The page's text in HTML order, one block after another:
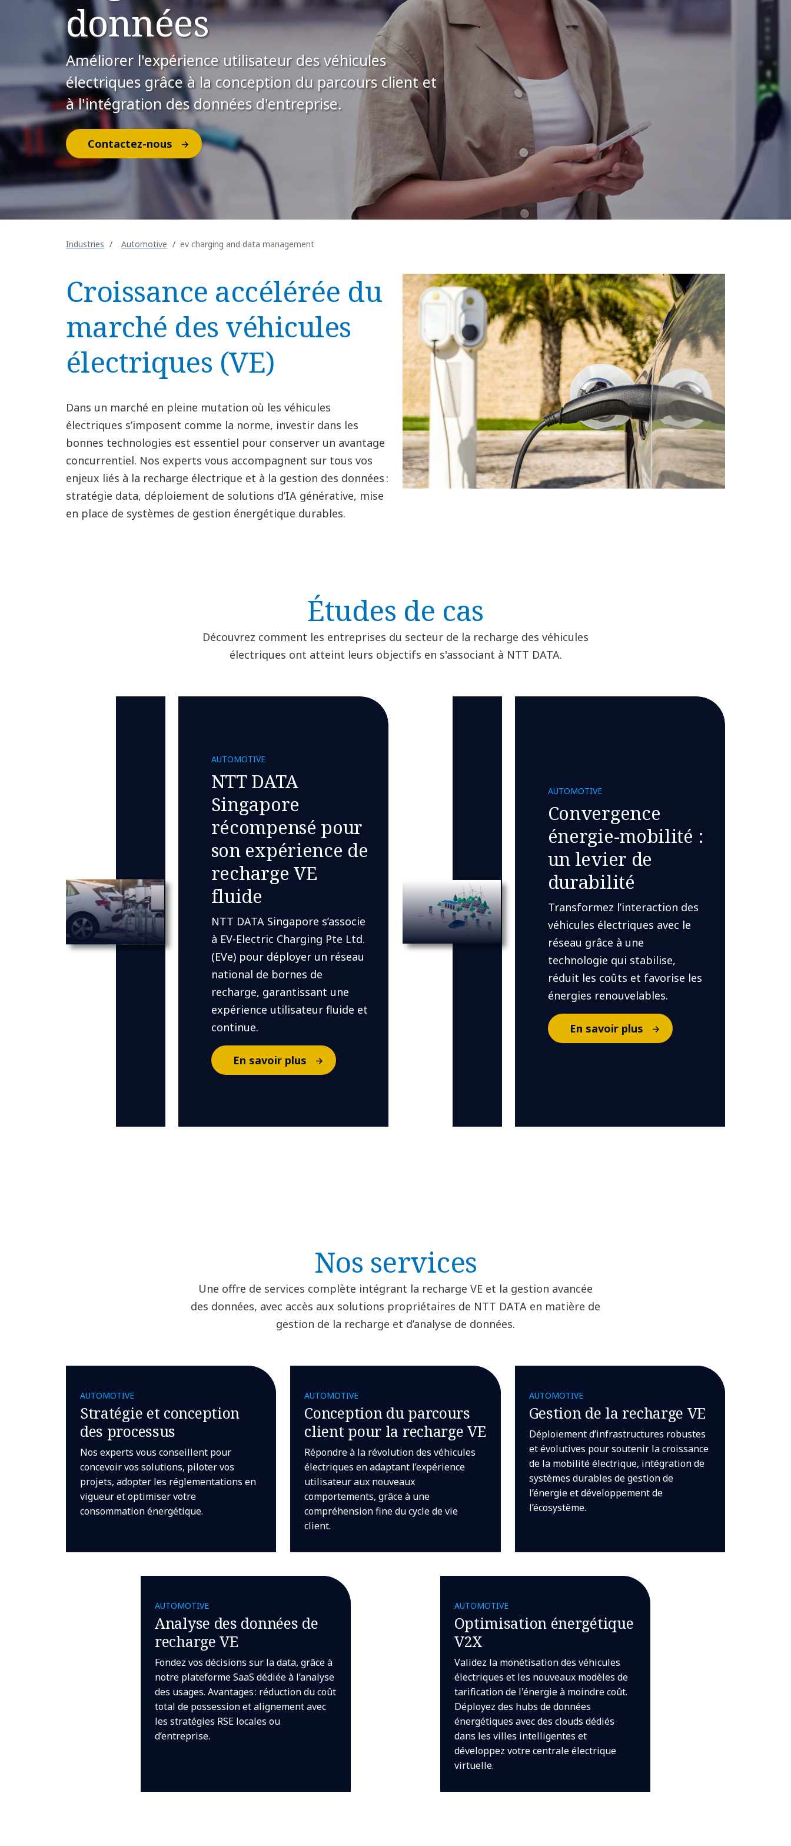
données
​Améliorer l'expérience utilisateur des véhicules
électriques grâce à la conception du parcours client et
à l'intégration des données d'entreprise.
Contactez-nous
Industries Automotive ev charging and data management
Croissance accélérée du
marché des véhicules
électriques (VE)
Dans un marché en pleine mutation où les véhicules
électriques s’imposent comme la norme, investir dans les
bonnes technologies est essentiel pour conserver un avantage
concurrentiel. Nos experts vous accompagnent sur tous vos
enjeux liés à la recharge électrique et à la gestion des données :
stratégie data, déploiement de solutions d’IA générative, mise
en place de systèmes de gestion énergétique durables.
Études de cas
Découvrez comment les entreprises du secteur de la recharge des véhicules
électriques ont atteint leurs objectifs en s'associant à NTT DATA.
AUTOMOTIVE
NTT DATA
Singapore
récompensé pour
son expérience de
recharge VE
fluide
​NTT DATA Singapore s’associe
à EV-Electric Charging Pte Ltd.
(EVe) pour déployer un réseau
national de bornes de
recharge, garantissant une
expérience utilisateur fluide et
continue.​
En savoir plus
AUTOMOTIVE
Convergence
énergie-mobilité :
un levier de
durabilité
Transformez l’interaction des
véhicules électriques avec le
réseau grâce à une
technologie qui stabilise,
réduit les coûts et favorise les
énergies renouvelables.
En savoir plus
Nos services
Une offre de services complète intégrant la recharge VE et la gestion avancée
des données, avec accès aux solutions propriétaires de NTT DATA en matière de
gestion de la recharge et d’analyse de données.
AUTOMOTIVE
Stratégie et conception
des processus
Nos experts vous conseillent pour
concevoir vos solutions, piloter vos
projets, adopter les réglementations en
vigueur et optimiser votre
consommation énergétique.
AUTOMOTIVE
Conception du parcours
client pour la recharge VE
Répondre à la révolution des véhicules
électriques en adaptant l’expérience
utilisateur aux nouveaux
comportements, grâce à une
compréhension fine du cycle de vie
client.
AUTOMOTIVE
Gestion de la recharge VE
Déploiement d’infrastructures robustes
et évolutives pour soutenir la croissance
de la mobilité électrique, intégration de
systèmes durables de gestion de
l’énergie et développement de
l’écosystème.
AUTOMOTIVE
Analyse des données de
recharge VE
Fondez vos décisions sur la data, grâce à
notre plateforme SaaS dédiée à l’analyse
des usages. Avantages : réduction du coût
total de possession et alignement avec
les stratégies RSE locales ou
d’entreprise.
AUTOMOTIVE
Optimisation énergétique
V2X
Validez la monétisation des véhicules
électriques et les nouveaux modèles de
tarification de l'énergie à moindre coût.
Déployez des hubs de données
énergétiques avec des clouds dédiés
dans les villes intelligentes et
développez votre centrale électrique
virtuelle.